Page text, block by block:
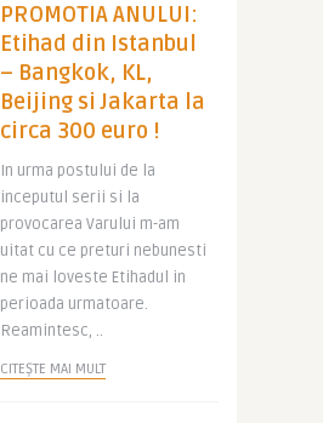
PROMOTIA ANULUI:
Etihad din Istanbul
– Bangkok, KL,
Beijing si Jakarta la
circa 300 euro !
In urma postului de la
inceputul serii si la
provocarea Varului m-am
uitat cu ce preturi nebunesti
ne mai loveste Etihadul in
perioada urmatoare.
Reamintesc, ..
CITEȘTE MAI MULT